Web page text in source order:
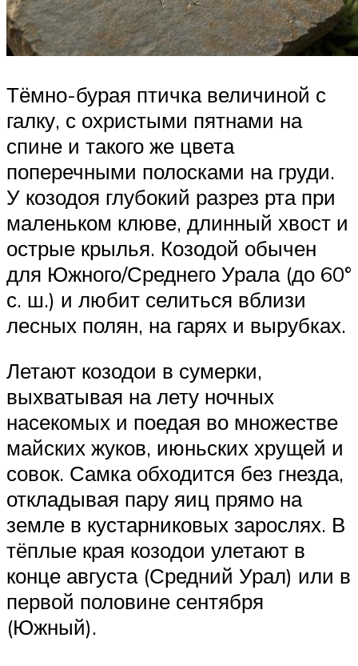
Тёмно-бурая птичка величиной с
галку, с охристыми пятнами на
спине и такого же цвета
поперечными полосками на груди.
У козодоя глубокий разрез рта при
маленьком клюве, длинный хвост и
острые крылья. Козодой обычен
для Южного/Среднего Урала (до 60°
с. ш.) и любит селиться вблизи
лесных полян, на гарях и вырубках.
Летают козодои в сумерки,
выхватывая на лету ночных
насекомых и поедая во множестве
майских жуков, июньских хрущей и
совок. Самка обходится без гнезда,
откладывая пару яиц прямо на
земле в кустарниковых зарослях. В
тёплые края козодои улетают в
конце августа (Средний Урал) или в
первой половине сентября
(Южный).